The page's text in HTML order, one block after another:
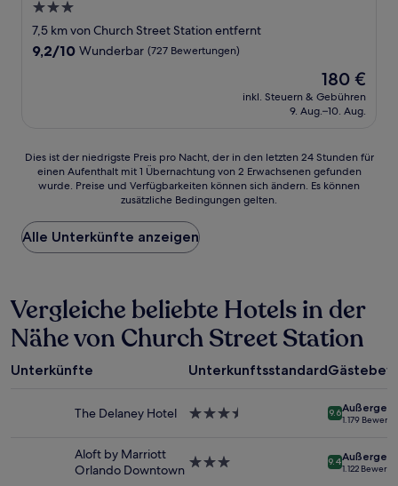
3.0-
Sterne-
Unterkunft
7,5 km von Church Street Station entfernt
9.2
9,2/10 Wunderbar (727 Bewertungen)
Der
Preis
beträgt
180 €
inkl. Steuern & Gebühren
9. Aug.–10. Aug.
Dies
der
Preis
pro
Nacht,
den
letzten
24 Stunden
für
einen
1 Übernachtung
gefunden
Dies ist der niedrigste Preis pro Nacht, der in den letzten 24 Stunden für
einen Aufenthalt mit 1 Übernachtung von 2 Erwachsenen gefunden
wurde. Preise und Verfügbarkeiten können sich ändern. Es können
zusätzliche Bedingungen gelten.
Alle Unterkünfte anzeigen
Vergleiche beliebte Hotels in der
Nähe von Church Street Station
Unterkünfte Unterkunftsstandard
The Delaney Hotel
3.5-
9.6
1.179
Aloft by Marriott
Orlando Downtown 3.0-
9.4
1.122